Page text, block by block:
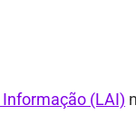
(LAI)